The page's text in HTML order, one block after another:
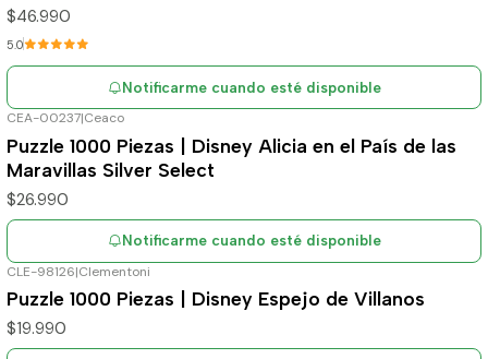
$46.990
5.0
Notificarme cuando esté disponible
Agotado
CEA-00237|Ceaco
Puzzle 1000 Piezas | Disney Alicia en el País de las
Maravillas Silver Select
$26.990
Notificarme cuando esté disponible
Agotado
CLE-98126|Clementoni
Puzzle 1000 Piezas | Disney Espejo de Villanos
$19.990